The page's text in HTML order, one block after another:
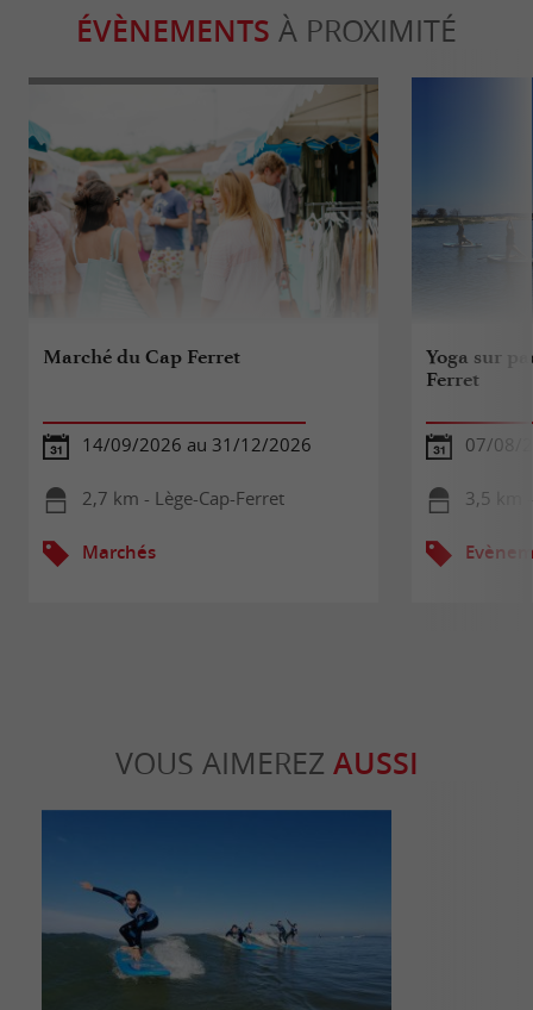
ÉVÈNEMENTS À PROXIMITÉ
Marché du Cap Ferret
14/09/2026 au 31/12/2026
2,7 km - Lège-Cap-Ferret
Marchés
Yoga sur
Ferret
07/08/
3,5 km
VOUS AIMEREZ AUSSI